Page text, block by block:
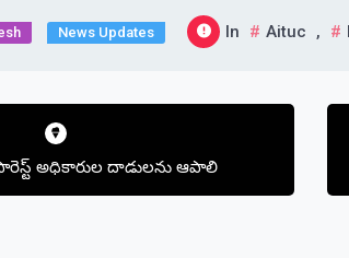
News Updates In Aituc ,
అధికారుల దాడులను ఆపాలి